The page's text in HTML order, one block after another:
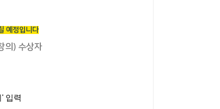
예정입니다
의) 수상자
'입력